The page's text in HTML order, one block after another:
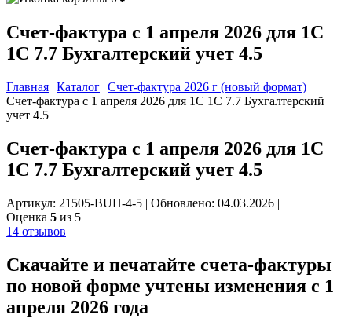
Счет-фактура с 1 апреля 2026 для 1С
1С 7.7 Бухгалтерский учет 4.5
Главная Каталог Счет-фактура 2026 г (новый формат)
Счет-фактура с 1 апреля 2026 для 1С 1С 7.7 Бухгалтерский
учет 4.5
Счет-фактура с 1 апреля 2026 для 1С
1С 7.7 Бухгалтерский учет 4.5
Артикул: 21505-BUH-4-5 | Обновлено: 04.03.2026 |
Оценка 5 из 5
14 отзывов
Скачайте и печатайте счета-фактуры
по новой форме учтены изменения с 1
апреля 2026 года